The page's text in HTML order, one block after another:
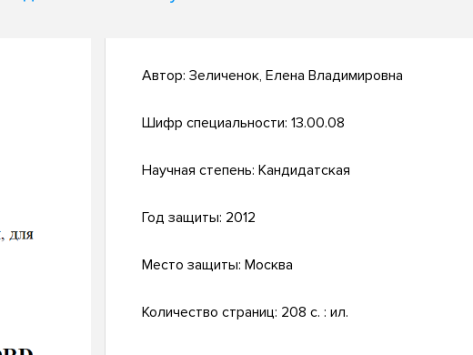
Автор: Зеличенок, Елена Владимировна
Шифр специальности: 13.00.08
Научная степень: Кандидатская
Год защиты: 2012
Место защиты: Москва
Количество страниц: 208 с. : ил.